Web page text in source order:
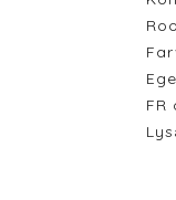
FR